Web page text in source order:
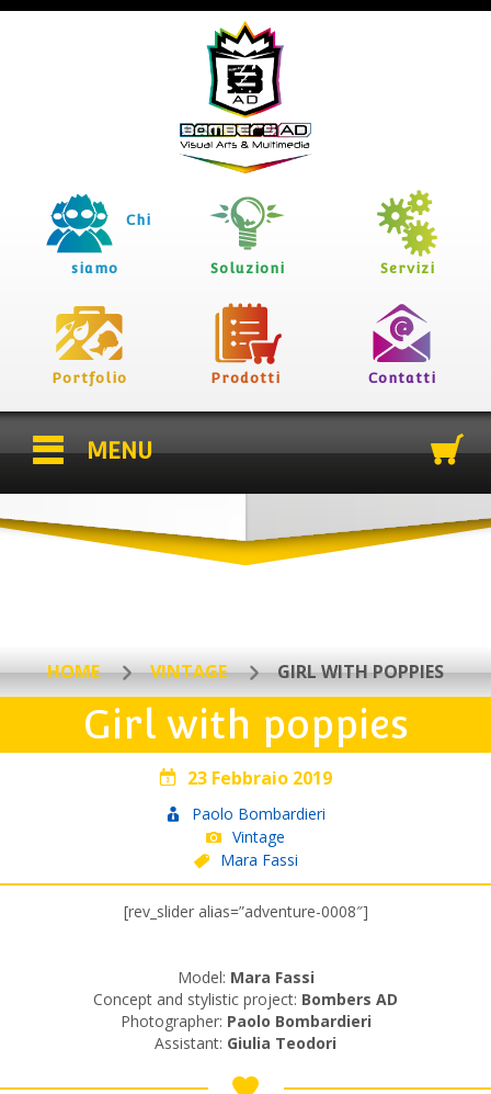
Chi
siamo Soluzioni Servizi
Portfolio Prodotti Contatti
MENU
HOME VINTAGE GIRL WITH POPPIES
Girl with poppies
23 Febbraio 2019
Paolo Bombardieri
Vintage
Mara Fassi
[rev_slider alias=”adventure-0008″]
Model: Mara Fassi
Concept and stylistic project: Bombers AD
Photographer: Paolo Bombardieri
Assistant: Giulia Teodori